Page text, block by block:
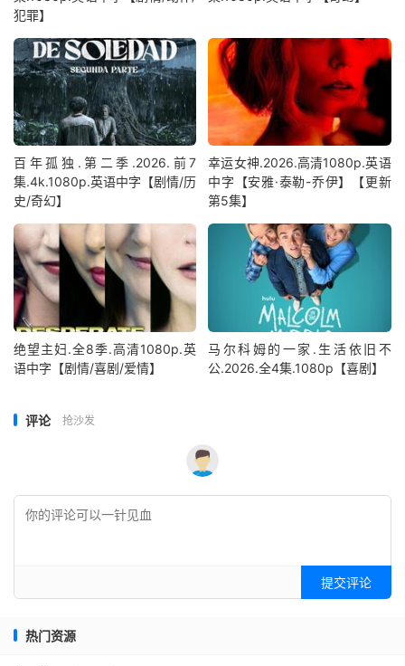
犯罪】
百年孤独.第二季.2026.前7
集.4k.1080p.英语中字【剧情/历
史/奇幻】
幸运女神.2026.高清1080p.英语
中字【安雅·泰勒-乔伊】【更新
第5集】
绝望主妇.全8季.高清1080p.英
语中字【剧情/喜剧/爱情】
马尔科姆的一家.生活依旧不
公.2026.全4集.1080p【喜剧】
评论 抢沙发
提交评论
热门资源